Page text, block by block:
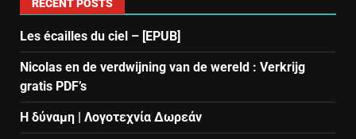
RECENT POSTS
Les écailles du ciel – [EPUB]
Nicolas en de verdwijning van de wereld : Verkrijg
gratis PDF’s
Η δύναμη | Λογοτεχνία Δωρεάν